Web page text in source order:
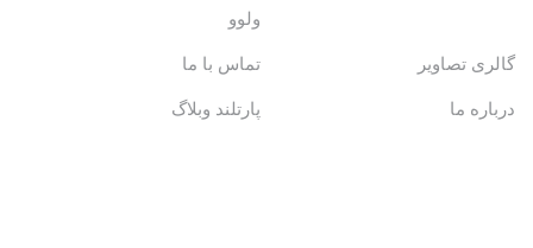
ولوو
گالری تصاویر تماس با ما
درباره ما پارتلند وبلاگ